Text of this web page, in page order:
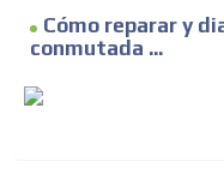
Cómo reparar y
conmutada ...